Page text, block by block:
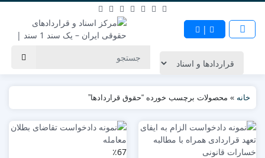
|
خانه » محصولات برچسب خورده “حقوق قراردادها”
٪67